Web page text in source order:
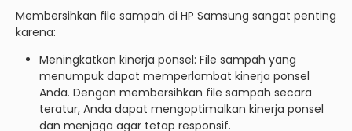
Membersihkan file sampah di HP Samsung sangat penting
karena:
Meningkatkan kinerja ponsel: File sampah yang
menumpuk dapat memperlambat kinerja ponsel
Anda. Dengan membersihkan file sampah secara
teratur, Anda dapat mengoptimalkan kinerja ponsel
dan menjaga agar tetap responsif.